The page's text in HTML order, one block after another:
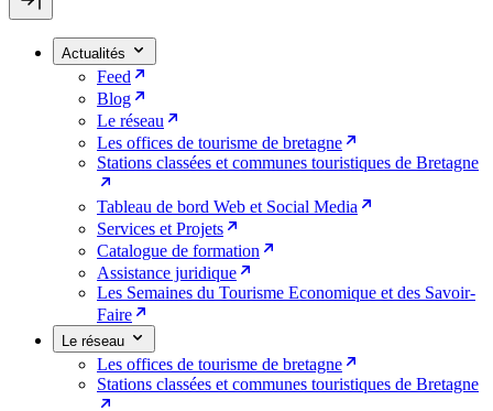
Actualités
Feed
Blog
Le réseau
Les offices de tourisme de bretagne
Stations classées et communes touristiques de Bretagne
Tableau de bord Web et Social Media
Services et Projets
Catalogue de formation
Assistance juridique
Les Semaines du Tourisme Economique et des Savoir-
Faire
Le réseau
Les offices de tourisme de bretagne
Stations classées et communes touristiques de Bretagne